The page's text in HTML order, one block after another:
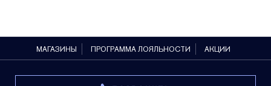
МАГАЗИНЫ ПРОГРАММА ЛОЯЛЬНОСТИ АКЦИИ